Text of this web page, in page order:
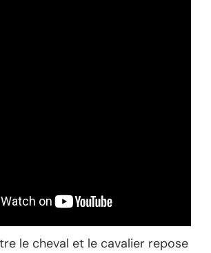
le cheval et le cavalier repose